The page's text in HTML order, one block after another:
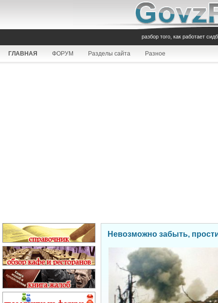
разбор того, как работает
ГЛАВНАЯ ФОРУМ Разделы сайта Разное
Невозможно забыть,